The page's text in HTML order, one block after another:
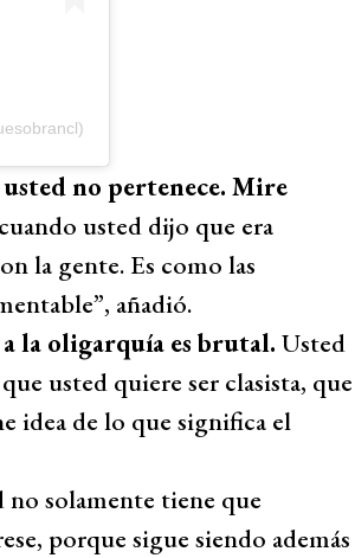
no pertenece. Mire
usted dijo que era
la gente. Es como las
añadió.
la oligarquía es brutal. Usted
usted quiere ser clasista, que
idea de lo que significa el
solamente tiene que
porque sigue siendo además